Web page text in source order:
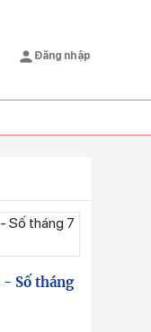
Đăng nhập
Số tháng